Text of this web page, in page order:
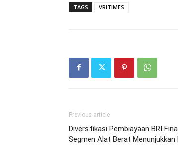
TAGS VRITIMES
Previous article
Diversifikasi Pembiayaan BRI
Segmen Alat Berat